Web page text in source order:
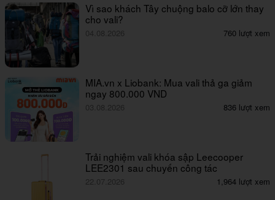
Vì sao khách Tây chuộng balo cỡ lớn thay
cho vali?
04.08.2026 760 lượt xem
MIA.vn x Liobank: Mua vali thả ga giảm
ngay 800.000 VND
03.08.2026 836 lượt xem
Trải nghiệm vali khóa sập Leecooper
LEE2301 sau chuyến công tác
22.07.2026 1,964 lượt xem